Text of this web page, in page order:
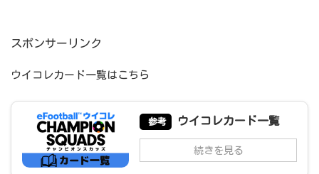
スポンサーリンク
ウイコレカード一覧はこちら
参考 ウイコレカード一覧
続きを見る